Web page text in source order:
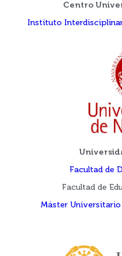
Centro
Instituto
Facultad de
Facultad de
Máster